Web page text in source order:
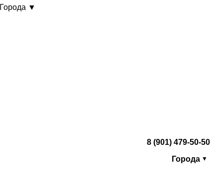
Города ▼
8 (901) 479-50-50
Города ▼